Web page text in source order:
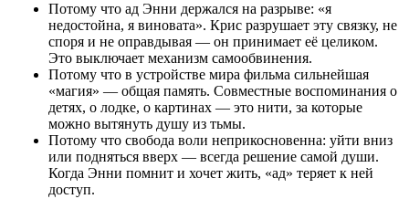
Потому что ад Энни держался на разрыве: «я
недостойна, я виновата». Крис разрушает эту связку, не
споря и не оправдывая — он принимает её целиком.
Это выключает механизм самообвинения.
Потому что в устройстве мира фильма сильнейшая
«магия» — общая память. Совместные воспоминания о
детях, о лодке, о картинах — это нити, за которые
можно вытянуть душу из тьмы.
Потому что свобода воли неприкосновенна: уйти вниз
или подняться вверх — всегда решение самой души.
Когда Энни помнит и хочет жить, «ад» теряет к ней
доступ.